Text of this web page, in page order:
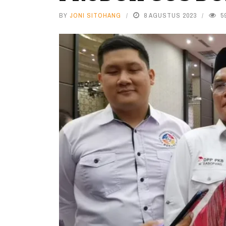
BY JONI SITOHANG 8 AGUSTUS 2023